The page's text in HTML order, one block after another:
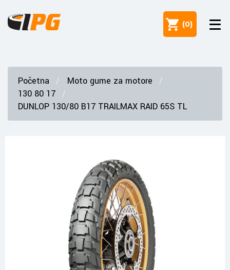
(0)
Početna
Moto gume za motore
130 80 17
DUNLOP 130/80 B17 TRAILMAX RAID 65S TL